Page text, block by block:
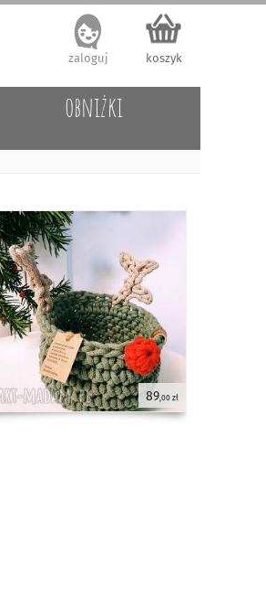
koszyk
zaloguj
obniżki
89,00 zł